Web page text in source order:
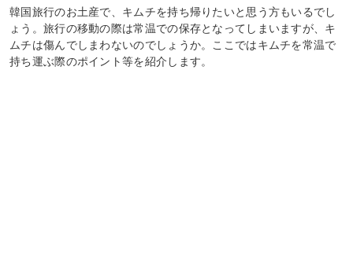
韓国旅行のお土産で、キムチを持ち帰りたいと思う方もいるでし
ょう。旅行の移動の際は常温での保存となってしまいますが、キ
ムチは傷んでしまわないのでしょうか。ここではキムチを常温で
持ち運ぶ際のポイント等を紹介します。